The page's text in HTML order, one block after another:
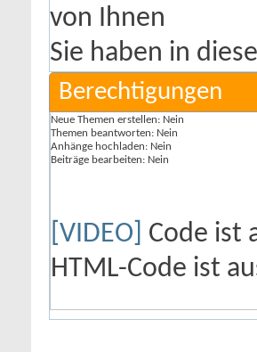
Sie haben in
Berechtigungen
Neue Themen erstellen: Nein
Themen beantworten: Nein
Anhänge hochladen: Nein
Beiträge bearbeiten: Nein
[VIDEO] Code ist
HTML-Code ist